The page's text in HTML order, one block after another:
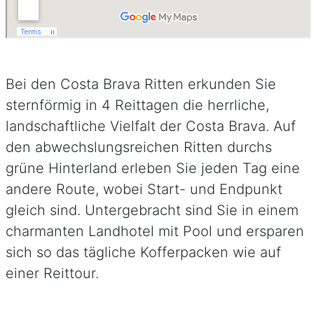
Bei den Costa Brava Ritten erkunden Sie
sternförmig in 4 Reittagen die herrliche,
landschaftliche Vielfalt der Costa Brava. Auf
den abwechslungsreichen Ritten durchs
grüne Hinterland erleben Sie jeden Tag eine
andere Route, wobei Start- und Endpunkt
gleich sind. Untergebracht sind Sie in einem
charmanten Landhotel mit Pool und ersparen
sich so das tägliche Kofferpacken wie auf
einer Reittour.